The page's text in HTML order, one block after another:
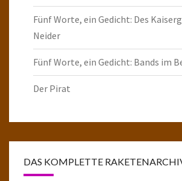
Fünf Worte, ein Gedicht: Des
Neider
Fünf Worte, ein Gedicht: Bands im
Der Pirat
DAS KOMPLETTE